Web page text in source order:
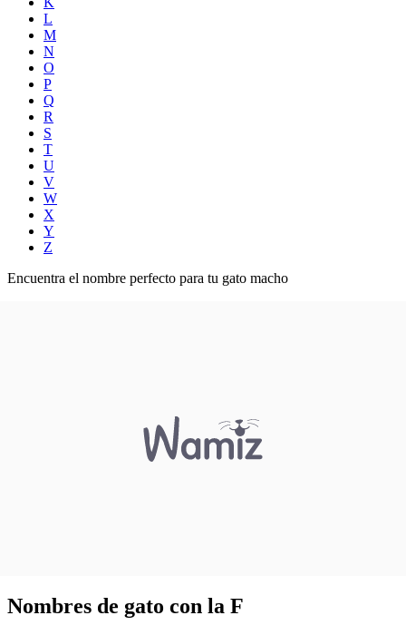
L
M
N
O
P
Q
R
S
T
U
V
W
X
Y
Z
Encuentra el nombre perfecto para tu gato macho
Nombres de gato con la F